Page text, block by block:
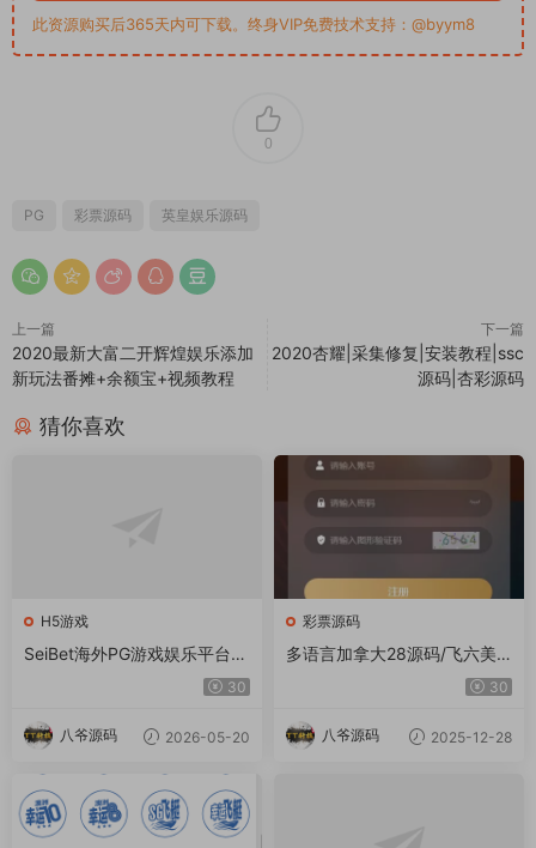
此资源购买后365天内可下载。终身VIP免费技术支持：@byym8
0
PG 彩票源码 英皇娱乐源码
上一篇
2020最新大富二开辉煌娱乐添加
新玩法番摊+余额宝+视频教程
下一篇
2020杏耀|采集修复|安装教程|ssc
源码|杏彩源码
猜你喜欢
H5游戏
SeiBet海外PG游戏娱乐平台源
码/Laravel框架/第三方API接30
八爷源码 2026-05-20
彩票源码
多语言加拿大28源码/飞六美
金盘/多玩法追号/前端vue纯源
30
八爷源码 2025-12-28